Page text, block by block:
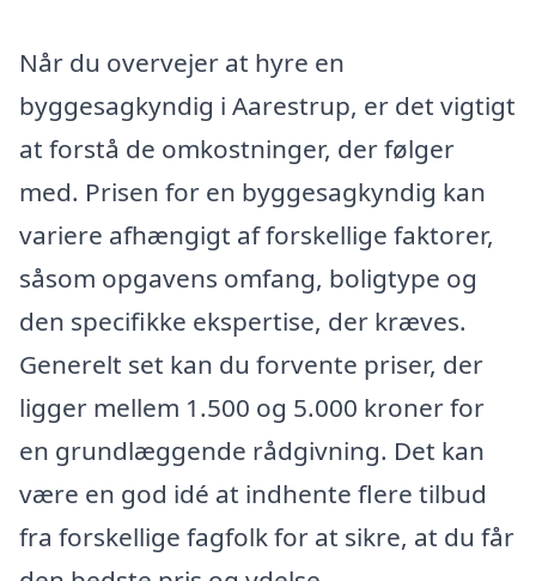
Når du overvejer at hyre en
byggesagkyndig i Aarestrup, er det vigtigt
at forstå de omkostninger, der følger
med. Prisen for en byggesagkyndig kan
variere afhængigt af forskellige faktorer,
såsom opgavens omfang, boligtype og
den specifikke ekspertise, der kræves.
Generelt set kan du forvente priser, der
ligger mellem 1.500 og 5.000 kroner for
en grundlæggende rådgivning. Det kan
være en god idé at indhente flere tilbud
fra forskellige fagfolk for at sikre, at du får